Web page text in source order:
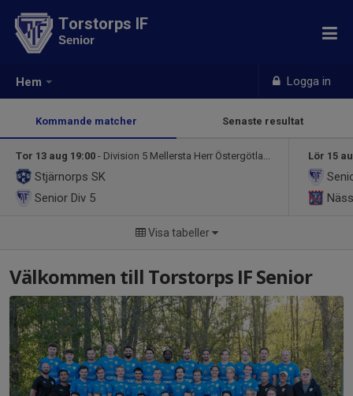
Hem Logga in
Torstorps IF
Senior
Kommande matcher Senaste resultat
Tor 13 aug 19:00 - Division 5 Mellersta Herr Östergötland
Stjärnorps SK
Senior Div 5
Lör 15
Visa tabeller
Välkommen till Torstorps IF Senior